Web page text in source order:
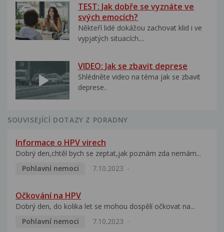
TEST: Jak dobře se vyznáte ve
svých emocích?
Někteří lidé dokážou zachovat klid i ve
vypjatých situacích....
VIDEO: Jak se zbavit deprese
Shlédněte video na téma jak se zbavit
deprese..
SOUVISEJÍCÍ DOTAZY Z PORADNY
Informace o HPV virech
Dobrý den,chtěl bych se zeptat,jak poznám zda nemám...
Pohlavní nemoci
7.10.2023
Očkování na HPV
Dobrý den, do kolika let se mohou dospělí očkovat na...
Pohlavní nemoci
7.10.2023